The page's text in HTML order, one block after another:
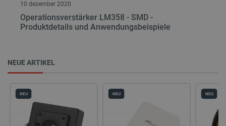
NEUE ARTIKEL
NEU NEU NEU
10 dezember 2020
Operationsverstärker LM358 - SMD -
Produktdetails und Anwendungsbeispiele